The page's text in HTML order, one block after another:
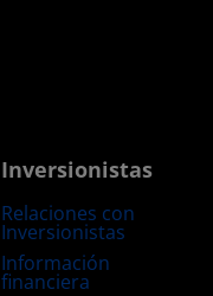
Inversionistas
Relaciones con
Inversionistas
Información
financiera